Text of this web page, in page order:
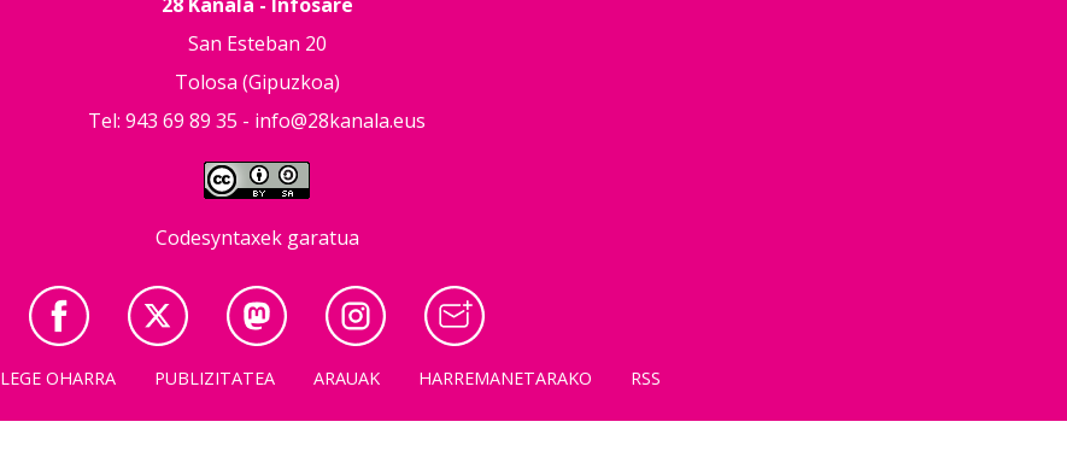
San Esteban 20
Tolosa (Gipuzkoa)
Tel: 943 69 89 35 - info@28kanala.eus
Codesyntaxek garatua
LEGE OHARRA PUBLIZITATEA ARAUAK HARREMANETARAKO RSS